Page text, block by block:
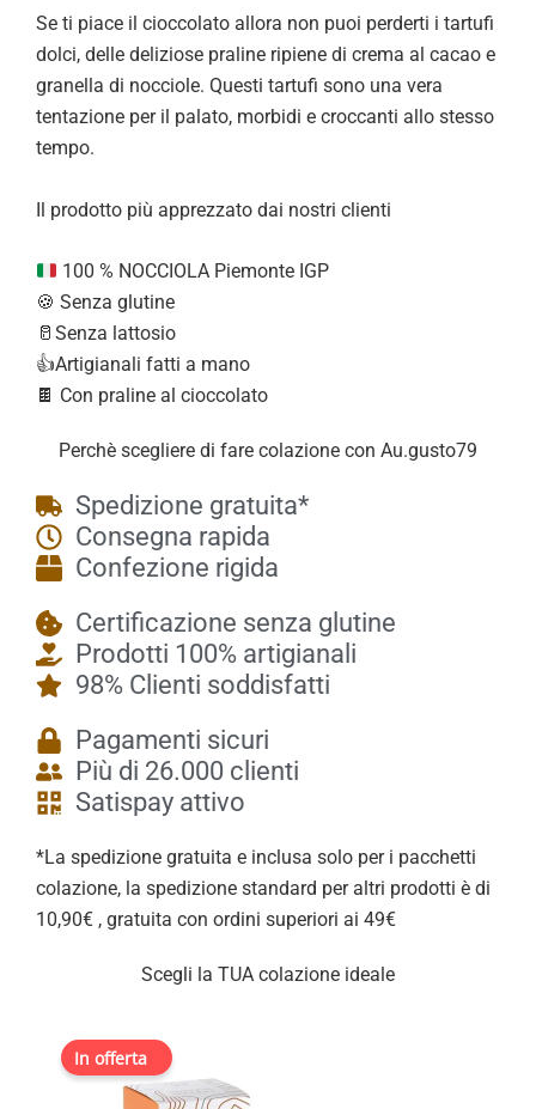
Se ti piace il cioccolato allora non puoi perderti i tartufi
dolci, delle deliziose praline ripiene di crema al cacao e
granella di nocciole. Questi tartufi sono una vera
tentazione per il palato, morbidi e croccanti allo stesso
tempo.
Il prodotto più apprezzato dai nostri clienti
100 % NOCCIOLA Piemonte IGP
🍪 Senza glutine
🥛Senza lattosio
👍Artigianali fatti a mano
🍫 Con praline al cioccolato
Perchè scegliere di fare colazione con Au.gusto79
Spedizione gratuita*
Consegna rapida
Confezione rigida
Certificazione senza glutine
Prodotti 100% artigianali
98% Clienti soddisfatti
Pagamenti sicuri
Più di 26.000 clienti
Satispay attivo
*La spedizione gratuita e inclusa solo per i pacchetti
colazione, la spedizione standard per altri prodotti è di
10,90€ , gratuita con ordini superiori ai 49€
Scegli la TUA colazione ideale
In vendita!
prezzo
originale
prezzo
attuale